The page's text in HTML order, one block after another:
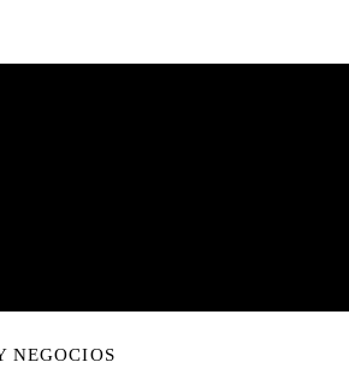
NEGOCIOS